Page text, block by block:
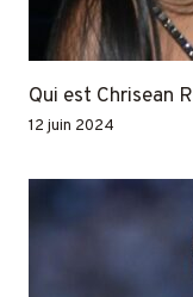
Qui est Chrisean
12 juin 2024